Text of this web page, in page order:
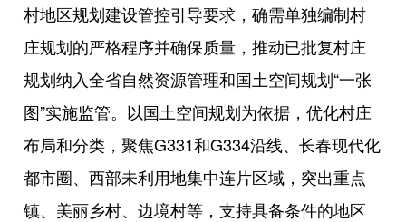
村地区规划建设管控引导要求，确需单独编制村
庄规划的严格程序并确保质量，推动已批复村庄
规划纳入全省自然资源管理和国土空间规划“一张
图”实施监管。以国土空间规划为依据，优化村庄
布局和分类，聚焦G331和G334沿线、长春现代化
都市圈、西部未利用地集中连片区域，突出重点
镇、美丽乡村、边境村等，支持具备条件的地区